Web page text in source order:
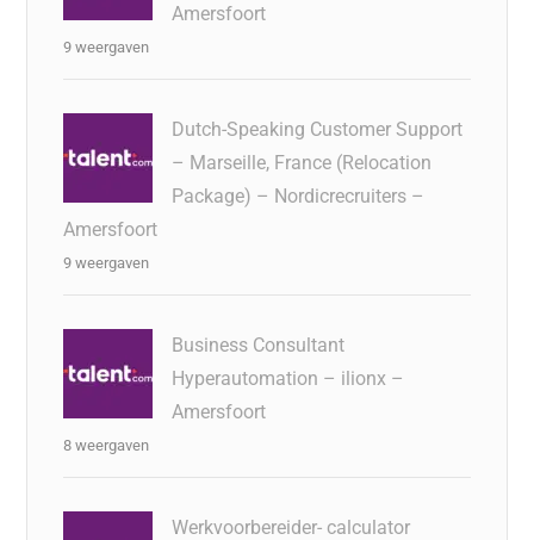
Amersfoort
9 weergaven
Dutch-Speaking Customer Support
– Marseille, France (Relocation
Package) – Nordicrecruiters –
Amersfoort
9 weergaven
Business Consultant
Hyperautomation – ilionx –
Amersfoort
8 weergaven
Werkvoorbereider- calculator